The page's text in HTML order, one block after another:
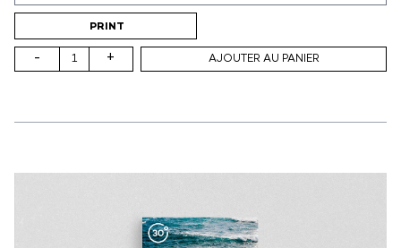
Support (print ou digital)
PRINT
- + AJOUTER AU PANIER